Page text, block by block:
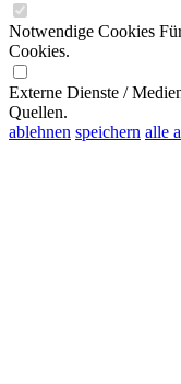
Notwendige Cookies
Cookies.
Externe Dienste /
Quellen.
ablehnen speichern alle